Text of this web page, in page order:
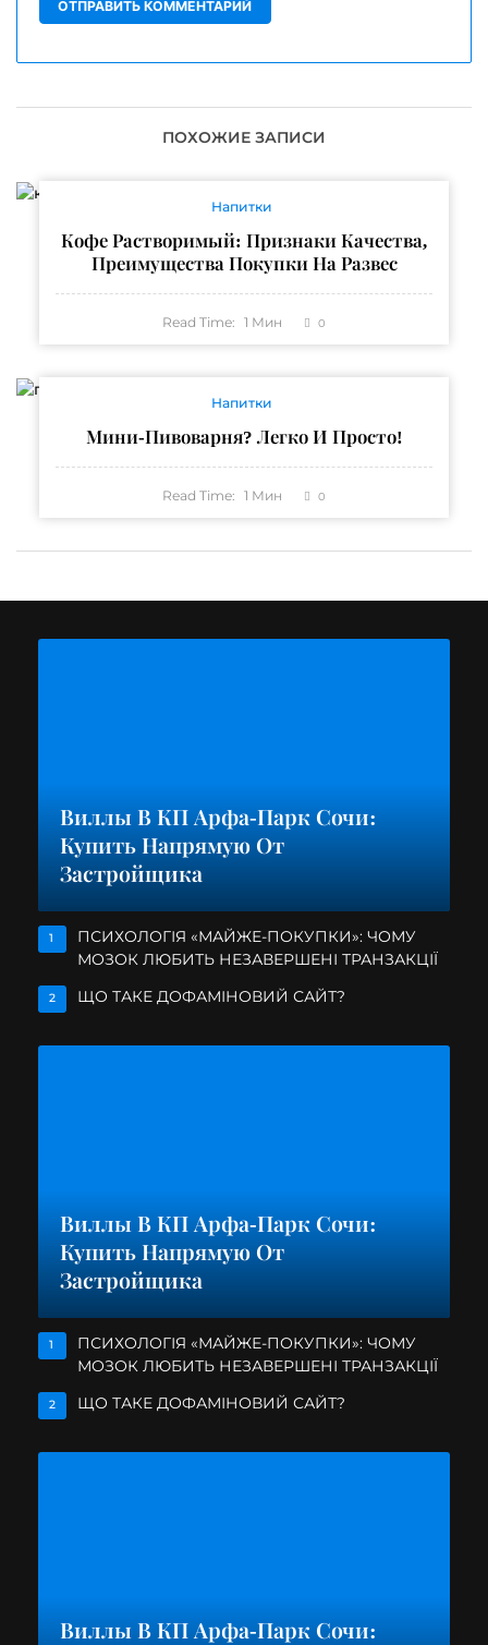
ПОХОЖИЕ ЗАПИСИ
Напитки
Кофе Растворимый: Признаки Качества,
Преимущества Покупки На Развес
Read Time: 1 Мин 0
Напитки
Мини-Пивоварня? Легко И Просто!
Read Time: 1 Мин 0
Виллы В КП Арфа-Парк Сочи:
Купить Напрямую От
Застройщика
1
ПСИХОЛОГІЯ «МАЙЖЕ-ПОКУПКИ»: ЧОМУ
МОЗОК ЛЮБИТЬ НЕЗАВЕРШЕНІ ТРАНЗАКЦІЇ
2 ЩО ТАКЕ ДОФАМІНОВИЙ САЙТ?
Виллы В КП Арфа-Парк Сочи:
Купить Напрямую От
Застройщика
1
ПСИХОЛОГІЯ «МАЙЖЕ-ПОКУПКИ»: ЧОМУ
МОЗОК ЛЮБИТЬ НЕЗАВЕРШЕНІ ТРАНЗАКЦІЇ
2 ЩО ТАКЕ ДОФАМІНОВИЙ САЙТ?
Виллы В КП Арфа-Парк Сочи: